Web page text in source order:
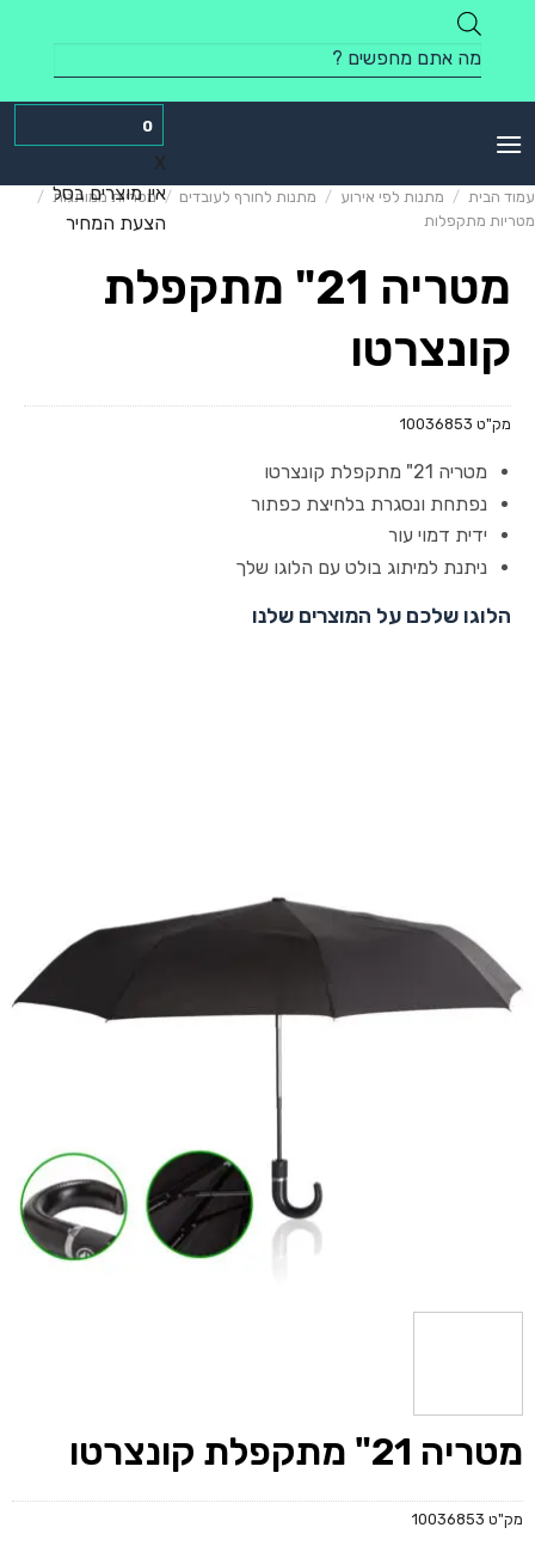
content
Products
search
0
X
אין מוצרים בסל
הצעת המחיר
עמוד הבית / מתנות לפי אירוע / מתנות לחורף לעובדים / מטריות ממותגות /
מטריות מתקפלות
מטריה 21" מתקפלת
קונצרטו
מק"ט 10036853
מטריה 21" מתקפלת קונצרטו
נפתחת ונסגרת בלחיצת כפתור
ידית דמוי עור
ניתנת למיתוג בולט עם הלוגו שלך
הלוגו שלכם על המוצרים שלנו
מטריה 21" מתקפלת קונצרטו
מק"ט 10036853